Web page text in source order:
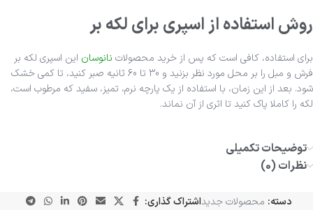
روش استفاده از اسپری برای لکه بر
برای استفاده، کافی است که پس از خرید محصولات نانوسان این اسپری لکه بر
فرش و مبل را بر محل مورد نظر بزنید و 30 تا 60 ثانیه صبر کنید، تا کمی خشک
شود. بعد از این زمان، با استفاده از یک پارچه نرم، تمیز، سفید که مرطوب است،
لکه را کاملا پاک کنید تا اثری از آن نماند.
توضیحات تکمیلی
نظرات (0)
دسته: محصولات جدیداشتراک گذاری: